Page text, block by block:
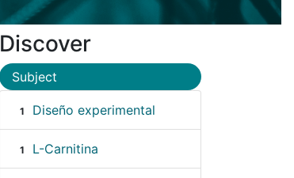
Discover
Subject
1 Diseño experimental
1 L-Carnitina